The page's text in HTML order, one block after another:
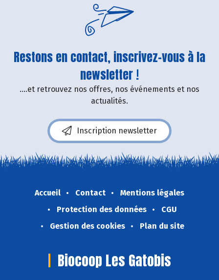
Restons en contact, inscrivez-vous à la
newsletter !
....et retrouvez nos offres, nos événements et nos
actualités.
Inscription newsletter
Accueil Contact
Mentions légales
Protection des données
CGU
Gestion des cookies
Plan du site
Biocoop Les Gatobis